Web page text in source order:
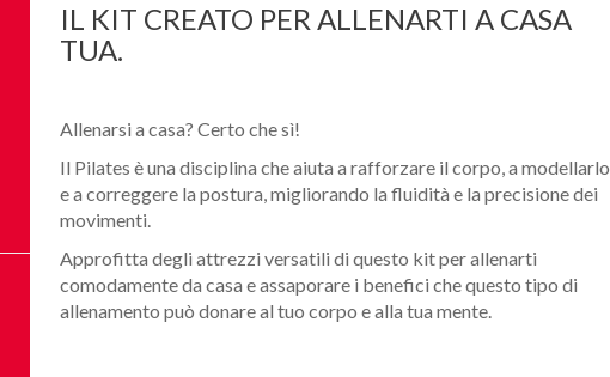
IL KIT CREATO PER ALLENARTI A CASA
TUA.
Allenarsi a casa? Certo che sì!
Il Pilates è una disciplina che aiuta a rafforzare il corpo, a modellarlo
e a correggere la postura, migliorando la fluidità e la precisione dei
movimenti.
Approfitta degli attrezzi versatili di questo kit per allenarti
comodamente da casa e assaporare i benefici che questo tipo di
allenamento può donare al tuo corpo e alla tua mente.